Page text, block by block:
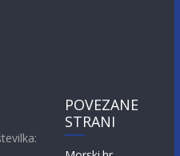
POVEZANE
STRANI